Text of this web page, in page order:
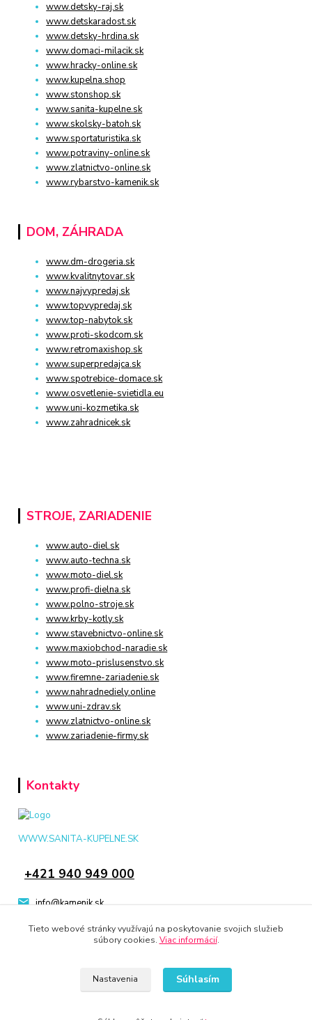
www.detsky-raj.sk
www.detskaradost.sk
www.detsky-hrdina.sk
www.domaci-milacik.sk
www.hracky-online.sk
www.kupelna.shop
www.stonshop.sk
www.sanita-kupelne.sk
www.skolsky-batoh.sk
www.sportaturistika.sk
www.potraviny-online.sk
www.zlatnictvo-online.sk
www.rybarstvo-kamenik.sk
DOM, ZÁHRADA
www.dm-drogeria.sk
www.kvalitnytovar.sk
www.najvypredaj.sk
www.topvypredaj.sk
www.top-nabytok.sk
www.proti-skodcom.sk
www.retromaxishop.sk
www.superpredajca.sk
www.spotrebice-domace.sk
www.osvetlenie-svietidla.eu
www.uni-kozmetika.sk
www.zahradnicek.sk
STROJE, ZARIADENIE
www.auto-diel.sk
www.auto-techna.sk
www.moto-diel.sk
www.profi-dielna.sk
www.polno-stroje.sk
www.krby-kotly.sk
www.stavebnictvo-online.sk
www.maxiobchod-naradie.sk
www.moto-prislusenstvo.sk
www.firemne-zariadenie.sk
www.nahradnediely.online
www.uni-zdrav.sk
www.zlatnictvo-online.sk
www.zariadenie-firmy.sk
Kontakty
WWW.SANITA-KUPELNE.SK
+421 940 949 000
info@kamenik.sk
Vytvorené na
Tieto webové stránky využívajú na poskytovanie svojich služieb
súbory cookies. Viac informácií.
Nastavenia Súhlasím